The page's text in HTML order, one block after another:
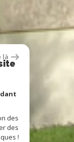
là
des
des
!